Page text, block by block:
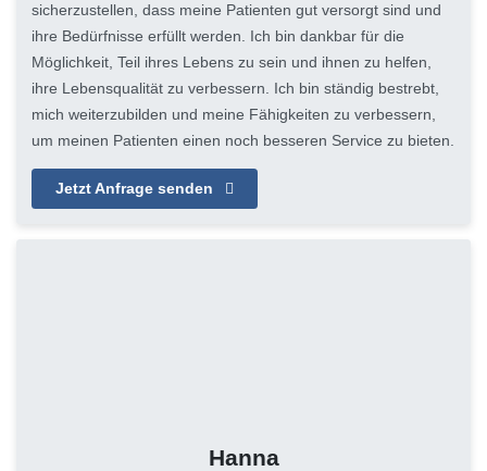
sicherzustellen, dass meine Patienten gut versorgt sind und
ihre Bedürfnisse erfüllt werden. Ich bin dankbar für die
Möglichkeit, Teil ihres Lebens zu sein und ihnen zu helfen,
ihre Lebensqualität zu verbessern. Ich bin ständig bestrebt,
mich weiterzubilden und meine Fähigkeiten zu verbessern,
um meinen Patienten einen noch besseren Service zu bieten.
Jetzt Anfrage senden
Hanna